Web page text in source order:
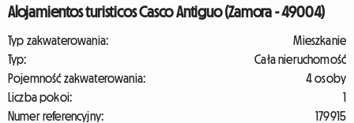
Alojamientos turisticos Casco Antiguo (Zamora - 49004)
Typ zakwaterowania:
Mieszkanie
Typ:
Cała nieruchomość
Pojemność zakwaterowania:
4 osoby
Liczba pokoi:
1
Numer referencyjny:
179915